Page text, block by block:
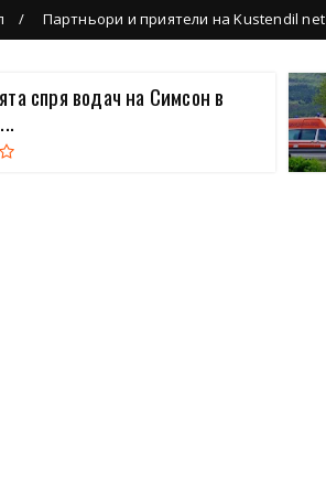
Партньори и приятели на Kustendil net
спря водач на Симсон в